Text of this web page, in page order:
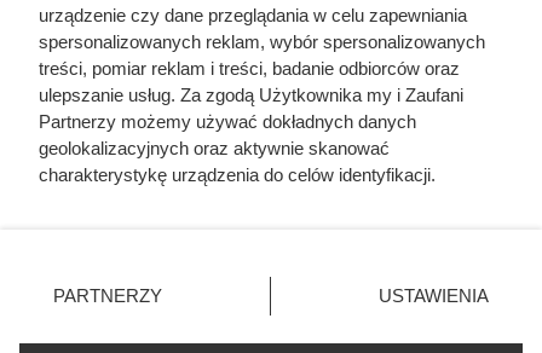
Co zrobić z mięsa z rosołu
Co zrobić z warzywami z rosołu
Inne serwisy Grupy KB.pl
Informacje prawne
urządzenie czy dane przeglądania w celu zapewniania
spersonalizowanych reklam, wybór spersonalizowanych
treści, pomiar reklam i treści, badanie odbiorców oraz
ulepszanie usług. Za zgodą Użytkownika my i Zaufani
Partnerzy możemy używać dokładnych danych
geolokalizacyjnych oraz aktywnie skanować
charakterystykę urządzenia do celów identyfikacji.
zmienić/wycofać klikając przycisk ustawień prywatności
znajdujący się w lewym dolnym rogu strony
rodzaje przetwarzania danych nie wymagają zgody
PARTNERZY USTAWIENIA